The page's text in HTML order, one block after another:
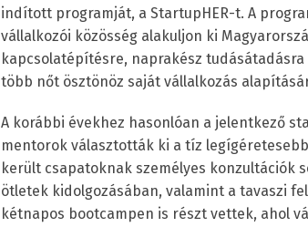
indított programját, a StartupHER-t. A
vállalkozói közösség alakuljon ki
kapcsolatépítésre, naprakész
több nőt ösztönöz saját vállalkozás
A korábbi évekhez hasonlóan a jelentkező
mentorok választották ki a tíz
került csapatoknak személyes konzultációk
ötletek kidolgozásában, valamint a tavaszi
kétnapos bootcampen is részt vettek, ahol